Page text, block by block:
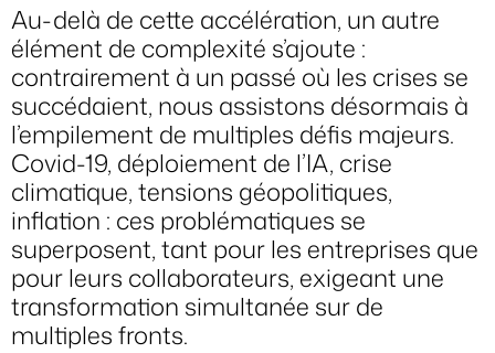
Au-delà de cette accélération, un autre
élément de complexité s’ajoute :
contrairement à un passé où les crises se
succédaient, nous assistons désormais à
l’empilement de multiples défis majeurs.
Covid-19, déploiement de l’IA, crise
climatique, tensions géopolitiques,
inflation : ces problématiques se
superposent, tant pour les entreprises que
pour leurs collaborateurs, exigeant une
transformation simultanée sur de
multiples fronts.